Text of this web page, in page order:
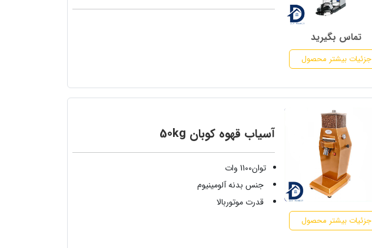
تماس بگیرید
جزئیات بیشتر محصول
جزئیات بیشتر محصول
آسیاب قهوه کوبان 50kg
توان1100 وات
جنس بدنه آلومینیوم
قدرت موتوربالا